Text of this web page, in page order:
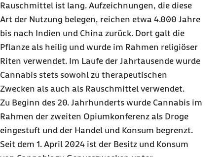
Rauschmittel ist lang. Aufzeichnungen, die diese
Art der Nutzung belegen, reichen etwa 4.000 Jahre
bis nach Indien und China zurück. Dort galt die
Pflanze als heilig und wurde im Rahmen religiöser
Riten verwendet. Im Laufe der Jahrtausende wurde
Cannabis stets sowohl zu therapeutischen
Zwecken als auch als Rauschmittel verwendet.
Zu Beginn des 20. Jahrhunderts wurde Cannabis im
Rahmen der zweiten Opiumkonferenz als Droge
eingestuft und der Handel und Konsum begrenzt.
Seit dem 1. April 2024 ist der Besitz und Konsum